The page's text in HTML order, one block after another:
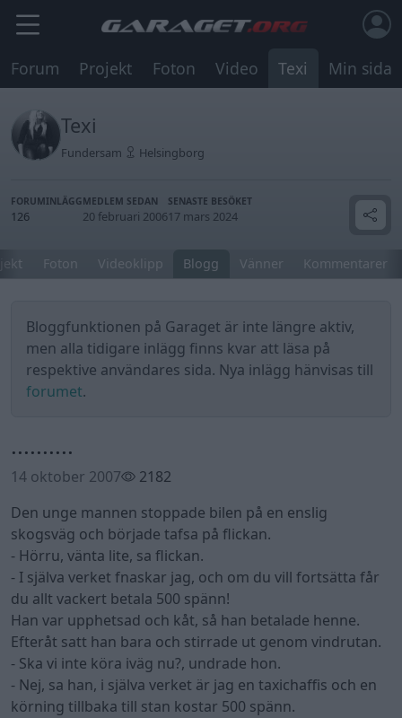
Forum Projekt Foton Video Texi Min sida
Texi
Fundersam Helsingborg
FORUMINLÄGG
126
MEDLEM SEDAN
20 februari 2006
SENASTE BESÖKET
17 mars 2024
Foton Videoklipp Blogg Vänner Kommentarer
Bloggfunktionen på Garaget är inte längre aktiv,
men alla tidigare inlägg finns kvar att läsa på
respektive användares sida. Nya inlägg hänvisas till
forumet.
..........
14 oktober 2007
2182
Den unge mannen stoppade bilen på en enslig
skogsväg och började tafsa på flickan.
- Hörru, vänta lite, sa flickan.
- I själva verket fnaskar jag, och om du vill fortsätta får
du allt vackert betala 500 spänn!
Han var upphetsad och kåt, så han betalade henne.
Efteråt satt han bara och stirrade ut genom vindrutan.
- Ska vi inte köra iväg nu?, undrade hon.
- Nej, sa han, i själva verket är jag en taxichaffis och en
körning tillbaka till stan kostar 500 spänn.